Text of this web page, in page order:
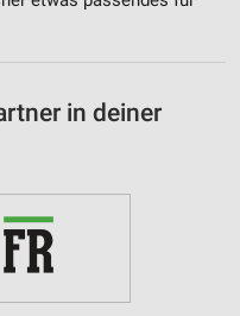
in deiner